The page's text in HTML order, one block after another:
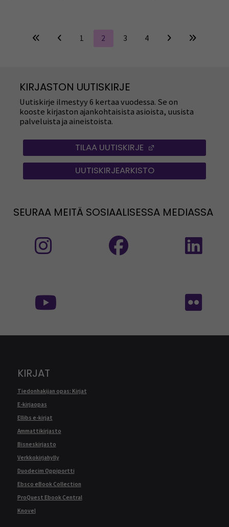
1 2 3 4
KIRJASTON UUTISKIRJE
Uutiskirje ilmestyy 6 kertaa vuodessa. Se on
kooste kirjaston ajankohtaisista asioista, uusista
palveluista ja aineistoista.
TILAA UUTISKIRJE
(OPENS IN A NEW
UUTISKIRJEARKISTO
SEURAA MEITÄ SOSIAALISESSA MEDIASSA
KIRJAT
Tiedonhakijan opas: Kirjat
E-kirjaopas
Ellibs e-kirjat
Ammattikirjasto
Bisneskirjasto
Verkkokirjahylly
Duodecim Oppiportti
Ebsco eBook Collection
ProQuest Ebook Central
Knovel